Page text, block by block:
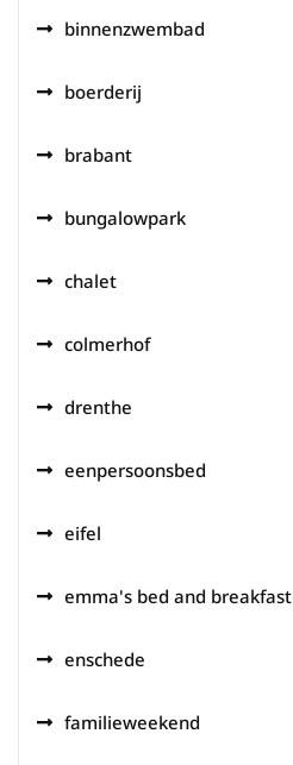
binnenzwembad
boerderij
brabant
bungalowpark
chalet
colmerhof
drenthe
eenpersoonsbed
eifel
emma's bed and breakfast
enschede
familieweekend